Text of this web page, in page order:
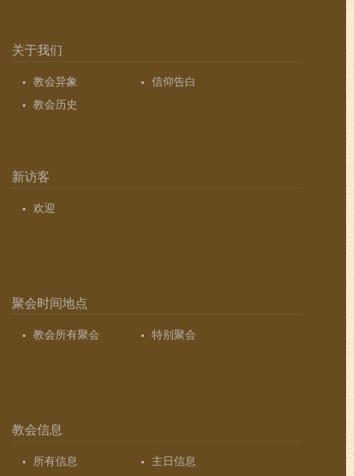
关于我们
教会异象
信仰告白
教会历史
新访客
欢迎
聚会时间地点
教会所有聚会 特别聚会
教会信息
所有信息 主日信息